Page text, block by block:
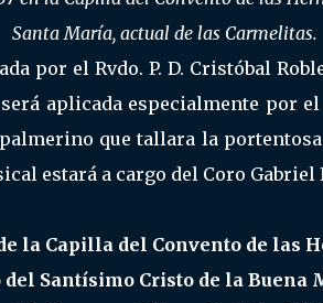
Santa María, actual de las Carmelitas.
por el Rvdo. P. D. Cristóbal
aplicada especialmente por
que tallara la
estará a cargo del Coro Gabriel
la Capilla del Convento de las
del Santísimo Cristo de la Buena